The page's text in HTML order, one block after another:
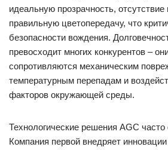
идеальную прозрачность, отсутствие
правильную цветопередачу, что
безопасности вождения.
превосходит многих конкурентов –
сопротивляются механическим
температурным перепадам и
факторов окружающей среды.
Технологические решения AGC
Компания первой внедряет